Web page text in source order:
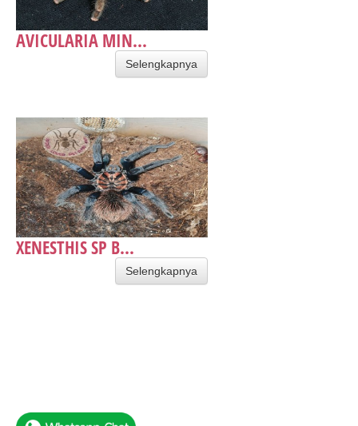
AVICULARIA MIN...
Selengkapnya
XENESTHIS SP B...
Selengkapnya